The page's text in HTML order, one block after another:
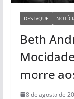
DESTAQUE
Beth
morre
8 de agosto de